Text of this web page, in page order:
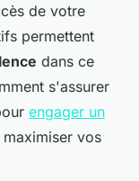
de votre
permettent
dans ce
s'assurer
engager un
maximiser vos